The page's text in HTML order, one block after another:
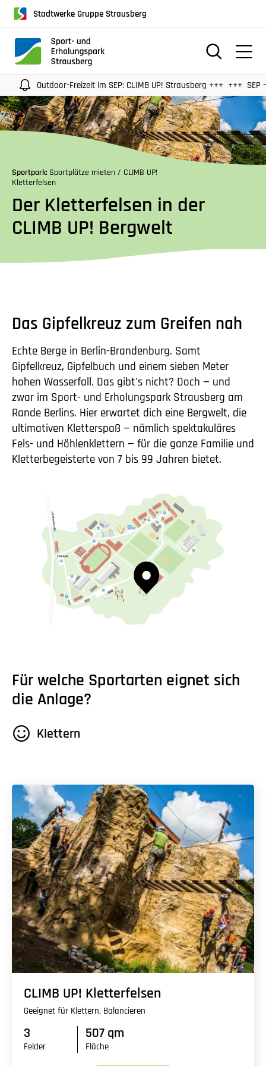
Screenreader
oder
Navigation
Tabulatorentaste:
Überspringen
der
Stadtwerke Gruppe Strausberg
Outdoor-Freizeit im SEP: CLIMB UP! Strausberg +++ SEP —
Sportpark: Sportplätze mieten / CLIMB UP!
Kletterfelsen
Der Kletterfelsen in der
CLIMB UP! Bergwelt
Das Gipfelkreuz zum Greifen nah
Echte Berge in Berlin-Brandenburg. Samt
Gipfelkreuz, Gipfelbuch und einem sieben Meter
hohen Wasserfall. Das gibt's nicht? Doch — und
zwar im Sport- und Erholungspark Strausberg am
Rande Berlins. Hier erwartet dich eine Bergwelt, die
ultimativen Kletterspaß — nämlich spektakuläres
Fels- und Höhlenklettern — für die ganze Familie und
Kletterbegeisterte von 7 bis 99 Jahren bietet.
Für welche Sportarten eignet sich
die Anlage?
Klettern
CLIMB UP! Kletterfelsen
Geeignet für Klettern, Balancieren
3
Felder
507 qm
Fläche